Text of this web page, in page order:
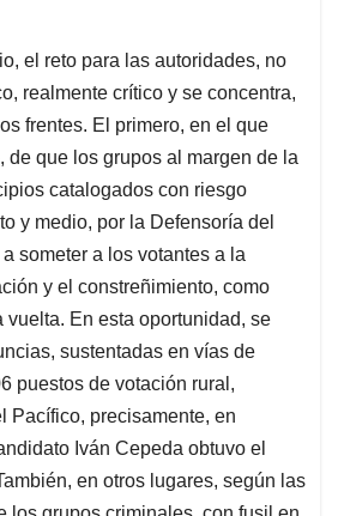
el reto para las autoridades, no
realmente crítico y se concentra,
frentes. El primero, en el que
de que los grupos al margen de la
catalogados con riesgo
y medio, por la Defensoría del
someter a los votantes a la
y el constreñimiento, como
vuelta. En esta oportunidad, se
sustentadas en vías de
puestos de votación rural,
Pacífico, precisamente, en
Iván Cepeda obtuvo el
en otros lugares, según las